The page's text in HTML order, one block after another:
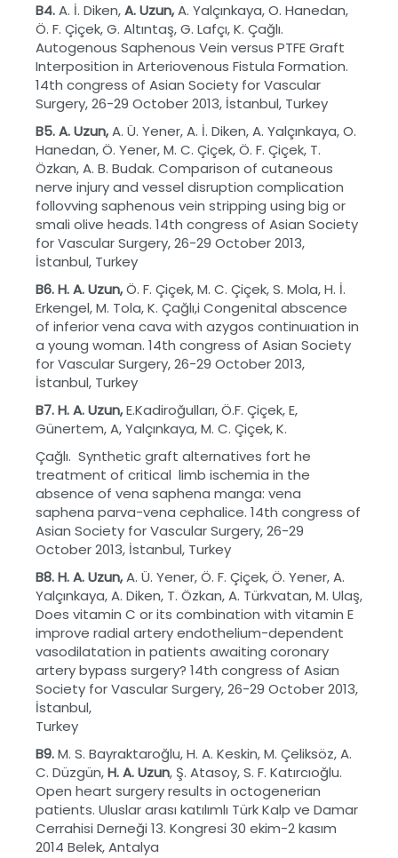
B4.A. İ. Diken,A. Uzun,A. Yalçınkaya, O. Hanedan,
Ö. F. Çiçek, G. Altıntaş, G. Lafçı, K. Çağlı.
Autogenous Saphenous Vein versus PTFE Graft
Interposition in Arteriovenous Fistula Formation.
14th congress of Asian Society for Vascular
Surgery, 26-29 October 2013, İstanbul, Turkey
B5. A. Uzun,A. Ü. Yener, A. İ. Diken, A. Yalçınkaya, O.
Hanedan, Ö. Yener, M. C. Çiçek, Ö. F. Çiçek, T.
Özkan, A. B. Budak. Comparison of cutaneous
nerve injury and vessel disruption complication
follovving saphenous vein stripping using big or
smali olive heads. 14th congress of Asian Society
for Vascular Surgery, 26-29 October 2013,
İstanbul, Turkey
B6. H. A. Uzun,Ö. F. Çiçek, M. C. Çiçek, S. Mola, H. İ.
Erkengel, M. Tola, K. Çağlı,i Congenital abscence
of inferior vena cava with azygos continuıation in
a young woman. 14th congress of Asian Society
for Vascular Surgery, 26-29 October 2013,
İstanbul, Turkey
B7.H. A. Uzun,E.Kadiroğulları, Ö.F. Çiçek, E,
Günertem, A, Yalçınkaya, M. C. Çiçek, K.
Çağlı. Synthetic graft alternatives fort he
treatment of critical limb ischemia in the
absence of vena saphena manga: vena
saphena parva-vena cephalice. 14th congress of
Asian Society for Vascular Surgery, 26-29
October 2013, İstanbul, Turkey
B8. H. A. Uzun,A. Ü. Yener, Ö. F. Çiçek, Ö. Yener, A.
Yalçınkaya, A. Diken, T. Özkan, A. Türkvatan, M. Ulaş,
Does vitamin C or its combination with vitamin E
improve radial artery endothelium-dependent
vasodilatation in patients awaiting coronary
artery bypass surgery? 14th congress of Asian
Society for Vascular Surgery, 26-29 October 2013,
İstanbul,
B9.M. S. Bayraktaroğlu, H. A. Keskin, M. Çeliksöz, A.
C. Düzgün,H. A. Uzun, Ş. Atasoy, S. F. Katırcıoğlu.
Open heart surgery results in octogenerian
patients. Uluslar arası katılımlı Türk Kalp ve Damar
Cerrahisi Derneği 13. Kongresi 30 ekim-2 kasım
2014 Belek, Antalya